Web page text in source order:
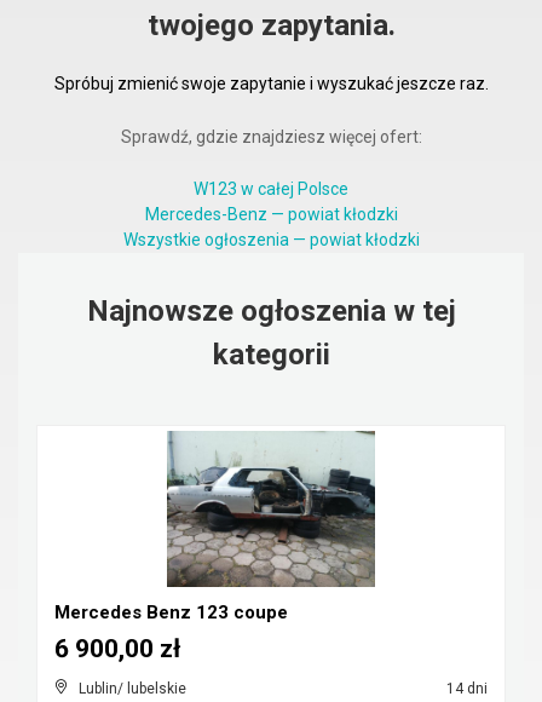
twojego zapytania.
Spróbuj zmienić swoje zapytanie i wyszukać jeszcze raz.
Sprawdź, gdzie znajdziesz więcej ofert:
W123 w całej Polsce
Mercedes-Benz — powiat kłodzki
Wszystkie ogłoszenia — powiat kłodzki
Najnowsze ogłoszenia w tej
kategorii
Mercedes Benz 123 coupe
Lublin/ lubelskie 14 dni
6 900,00 zł